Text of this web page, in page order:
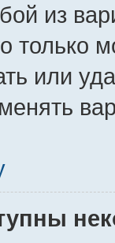
из
только
или